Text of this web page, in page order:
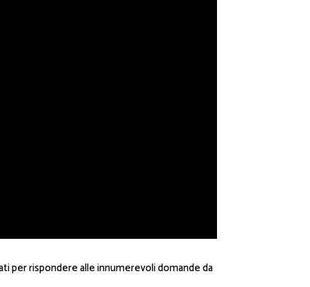
per rispondere alle innumerevoli domande da